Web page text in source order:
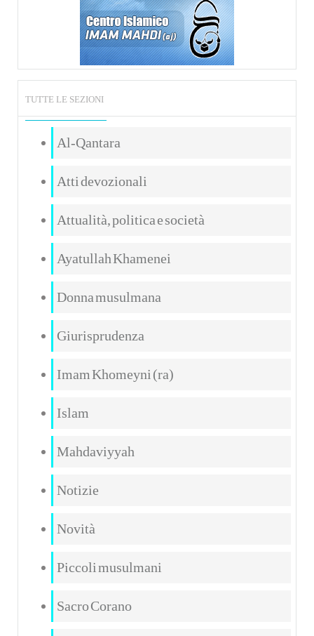
TUTTE LE SEZIONI
Al-Qantara
Atti devozionali
Attualità, politica e società
Ayatullah Khamenei
Donna musulmana
Giurisprudenza
Imam Khomeyni (ra)
Islam
Mahdaviyyah
Notizie
Novità
Piccoli musulmani
Sacro Corano